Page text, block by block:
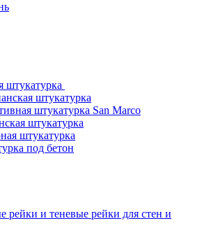
штукатурка
штукатурка
штукатурка San Marco
штукатурка
штукатурка
под бетон
рейки и теневые рейки для стен и